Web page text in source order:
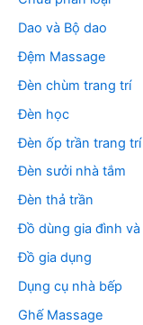
Dao và Bộ dao
Đệm Massage
Đèn chùm trang trí
Đèn học
Đèn ốp trần trang trí
Đèn sưởi nhà tắm
Đèn thả trần
Đồ dùng gia đình và
Đồ gia dụng
Dụng cụ nhà bếp
Ghế Massage